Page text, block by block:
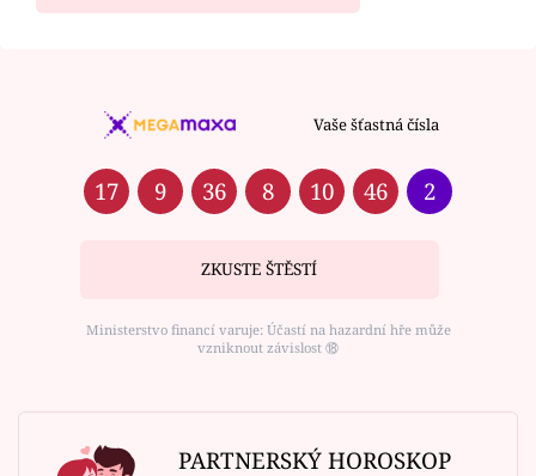
Vaše šťastná čísla
17 9 36 8 10 46 2
ZKUSTE ŠTĚSTÍ
Ministerstvo financí varuje: Účastí na hazardní hře může
vzniknout závislost ⑱
PARTNERSKÝ HOROSKOP